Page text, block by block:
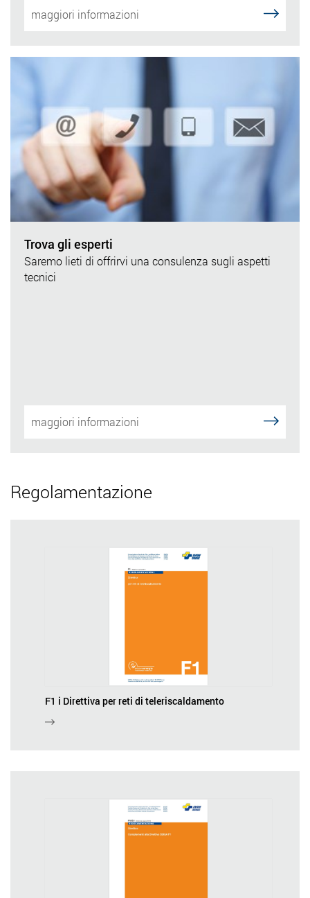
maggiori informazioni
Trova gli esperti
Saremo lieti di offrirvi una consulenza sugli aspetti
tecnici
maggiori informazioni
Regolamentazione
F1 i Direttiva per reti di teleriscaldamento